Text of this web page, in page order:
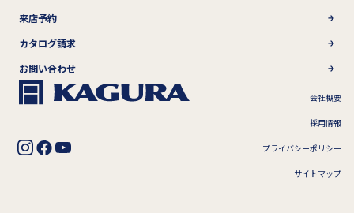
来店予約
カタログ請求
お問い合わせ
会社概要
採用情報
プライバシーポリシー
サイトマップ